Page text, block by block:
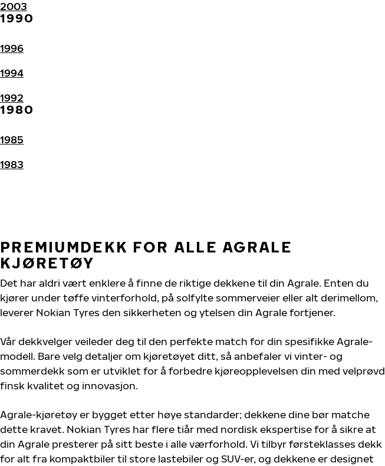
2003
1990
1996
1994
1992
1980
1985
1983
PREMIUMDEKK FOR ALLE AGRALE
KJØRETØY
Det har aldri vært enklere å finne de riktige dekkene til din Agrale. Enten du
kjører under tøffe vinterforhold, på solfylte sommerveier eller alt derimellom,
leverer Nokian Tyres den sikkerheten og ytelsen din Agrale fortjener.
Vår dekkvelger veileder deg til den perfekte match for din spesifikke Agrale-
modell. Bare velg detaljer om kjøretøyet ditt, så anbefaler vi vinter- og
sommerdekk som er utviklet for å forbedre kjøreopplevelsen din med velprøvd
finsk kvalitet og innovasjon.
Agrale-kjøretøy er bygget etter høye standarder; dekkene dine bør matche
dette kravet. Nokian Tyres har flere tiår med nordisk ekspertise for å sikre at
din Agrale presterer på sitt beste i alle værforhold. Vi tilbyr førsteklasses dekk
for alt fra kompaktbiler til store lastebiler og SUV-er, og dekkene er designet